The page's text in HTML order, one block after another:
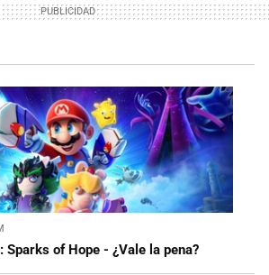
Sparks of Hope - ¿Vale la pena?